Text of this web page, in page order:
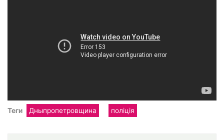
Теги Дныпропетровщина поліція